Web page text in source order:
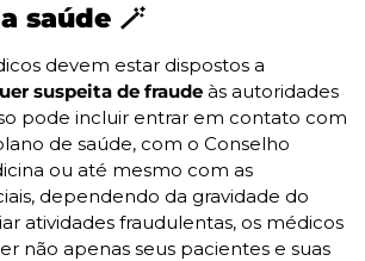
saúde 🪄
suspeita de fraude às autoridades
pode incluir entrar em contato com
de saúde, com o Conselho
ou até mesmo com as
dependendo da gravidade do
atividades fraudulentas, os médicos
não apenas seus pacientes e suas